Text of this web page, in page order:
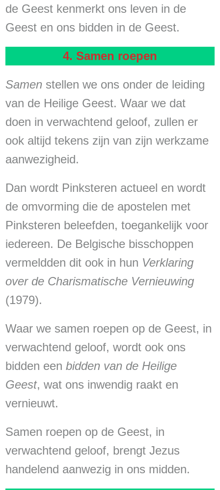
de Geest kenmerkt ons leven in de
Geest en ons bidden in de Geest.
4. Samen roepen
Samen stellen we ons onder de leiding
van de Heilige Geest. Waar we dat
doen in verwachtend geloof, zullen er
ook altijd tekens zijn van zijn werkzame
aanwezigheid.
Dan wordt Pinksteren actueel en wordt
de omvorming die de apostelen met
Pinksteren beleefden, toegankelijk voor
iedereen. De Belgische bisschoppen
vermeldden dit ook in hun Verklaring
over de Charismatische Vernieuwing
(1979).
Waar we samen roepen op de Geest, in
verwachtend geloof, wordt ook ons
bidden eenbidden van de Heilige
Geest, wat ons inwendig raakt en
vernieuwt.
Samen roepen op de Geest, in
verwachtend geloof, brengt Jezus
handelend aanwezig in ons midden.